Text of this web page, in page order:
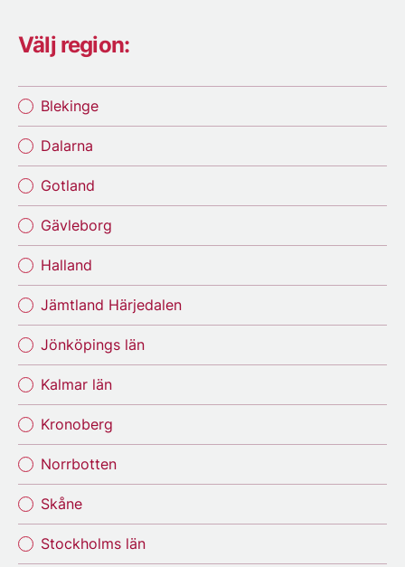
Välj region:
Blekinge
Dalarna
Gotland
Gävleborg
Halland
Jämtland Härjedalen
Jönköpings län
Kalmar län
Kronoberg
Norrbotten
Skåne
Stockholms län